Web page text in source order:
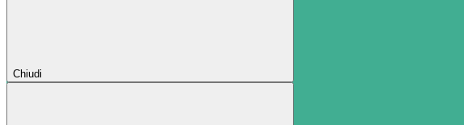
Chiudi